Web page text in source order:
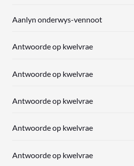
Aanlyn onderwys-vennoot
Antwoorde op kwelvrae
Antwoorde op kwelvrae
Antwoorde op kwelvrae
Antwoorde op kwelvrae
Antwoorde op kwelvrae